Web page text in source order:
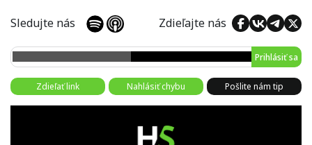
Sledujte nás Zdieľajte nás
Prihlásiť sa
Zdieľať link Nahlásiť chybu Pošlite nám tip